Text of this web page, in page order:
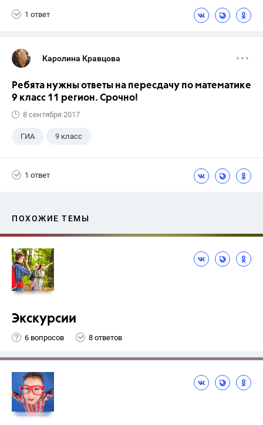
1 ответ
Каролина Кравцова
Ребята нужны ответы на пересдачу по математике
9 класс 11 регион. Срочно!
8 сентября 2017
ГИА 9 класс
1 ответ
ПОХОЖИЕ ТЕМЫ
Экскурсии
6 вопросов 8 ответов